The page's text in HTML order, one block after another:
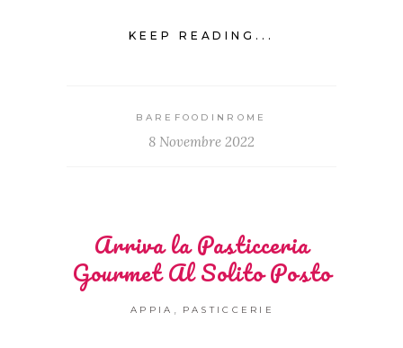
KEEP READING...
BAREFOODINROME
8 Novembre 2022
Arriva la Pasticceria
Gourmet Al Solito Posto
APPIA PASTICCERIE